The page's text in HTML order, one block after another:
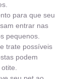
para que seu
entrar nas
pequenos.
trate possíveis
podem